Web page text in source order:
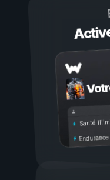
Santé